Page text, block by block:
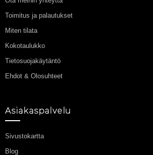
Toimitus ja palautukset
Miten tilata
Kokotaulukko
Tietosuojakäytäntö
Ehdot & Olosuhteet
Asiakaspalvelu
Sivustokartta
Blog